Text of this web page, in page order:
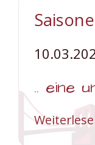
.. eine